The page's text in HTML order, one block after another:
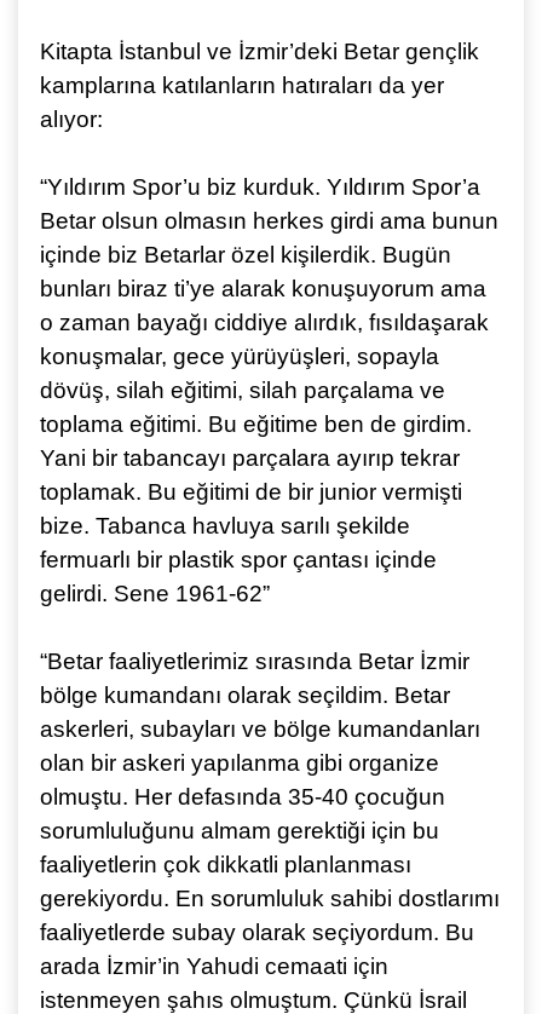
Kitapta İstanbul ve İzmir’deki Betar gençlik
kamplarına katılanların hatıraları da yer
alıyor:
“Yıldırım Spor’u biz kurduk. Yıldırım Spor’a
Betar olsun olmasın herkes girdi ama bunun
içinde biz Betarlar özel kişilerdik. Bugün
bunları biraz ti’ye alarak konuşuyorum ama
o zaman bayağı ciddiye alırdık, fısıldaşarak
konuşmalar, gece yürüyüşleri, sopayla
dövüş, silah eğitimi, silah parçalama ve
toplama eğitimi. Bu eğitime ben de girdim.
Yani bir tabancayı parçalara ayırıp tekrar
toplamak. Bu eğitimi de bir junior vermişti
bize. Tabanca havluya sarılı şekilde
fermuarlı bir plastik spor çantası içinde
gelirdi. Sene 1961-62”
“Betar faaliyetlerimiz sırasında Betar İzmir
bölge kumandanı olarak seçildim. Betar
askerleri, subayları ve bölge kumandanları
olan bir askeri yapılanma gibi organize
olmuştu. Her defasında 35-40 çocuğun
sorumluluğunu almam gerektiği için bu
faaliyetlerin çok dikkatli planlanması
gerekiyordu. En sorumluluk sahibi dostlarımı
faaliyetlerde subay olarak seçiyordum. Bu
arada İzmir’in Yahudi cemaati için
istenmeyen şahıs olmuştum. Çünkü İsrail